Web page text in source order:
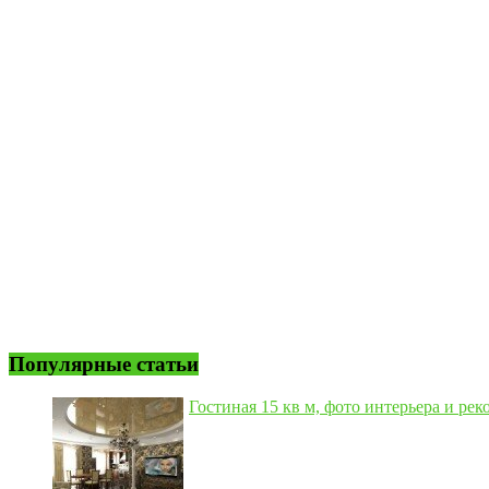
Популярные статьи
Гостиная 15 кв м, фото интерьера и